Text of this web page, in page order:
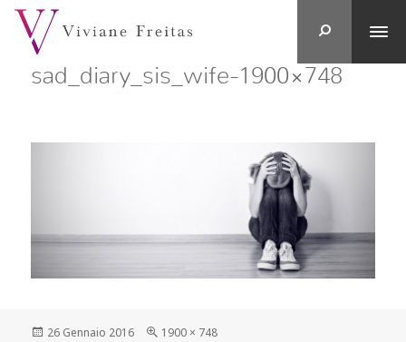
sad_diary_sis_wife-1900×748
Postato
26 Gennaio 2016
Full
1900 × 748